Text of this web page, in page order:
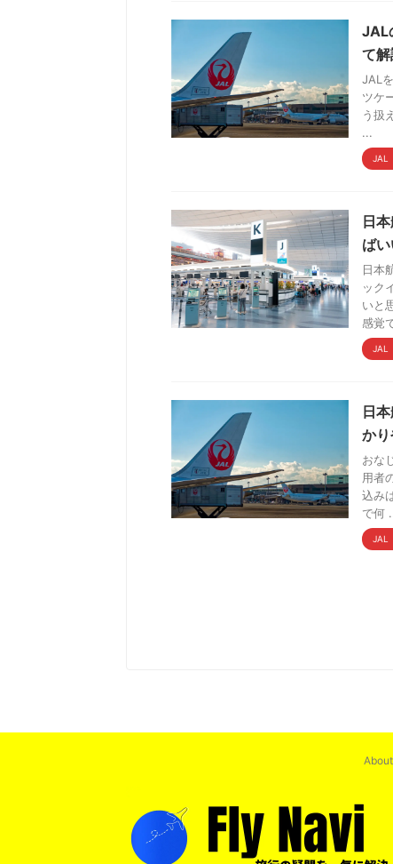
JAL
て
JAL
ツケ
う扱
...
JAL
日
ば
日本
ック
いと
感覚
JAL
日
か
おな
用者
込み
で何
JAL